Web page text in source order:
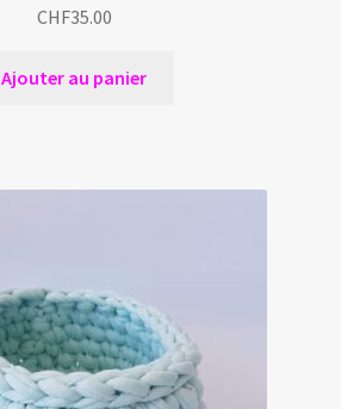
CHF35.00
Ajouter au panier